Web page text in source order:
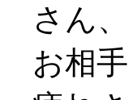
さん
お相